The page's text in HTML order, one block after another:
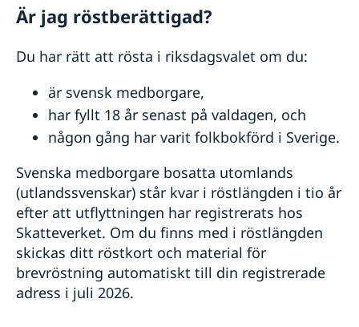
Aktuella händelser
Allmänna säkerhetsläget
Naturförhållanden och katastrofer
Hälso- och sjukvård
Lokala lagar och sedvänjor
Kriminalitet och personlig säkerhet
Trafiksäkerhet
Resa i landet
Är jag röstberättigad?
Du har rätt att rösta i riksdagsvalet om du:
är svensk medborgare,
har fyllt 18 år senast på valdagen, och
någon gång har varit folkbokförd i Sverige.
Svenska medborgare bosatta utomlands
(utlandssvenskar) står kvar i röstlängden i tio år
efter att utflyttningen har registrerats hos
Skatteverket. Om du finns med i röstlängden
skickas ditt röstkort och material för
brevröstning automatiskt till din registrerade
adress i juli 2026.